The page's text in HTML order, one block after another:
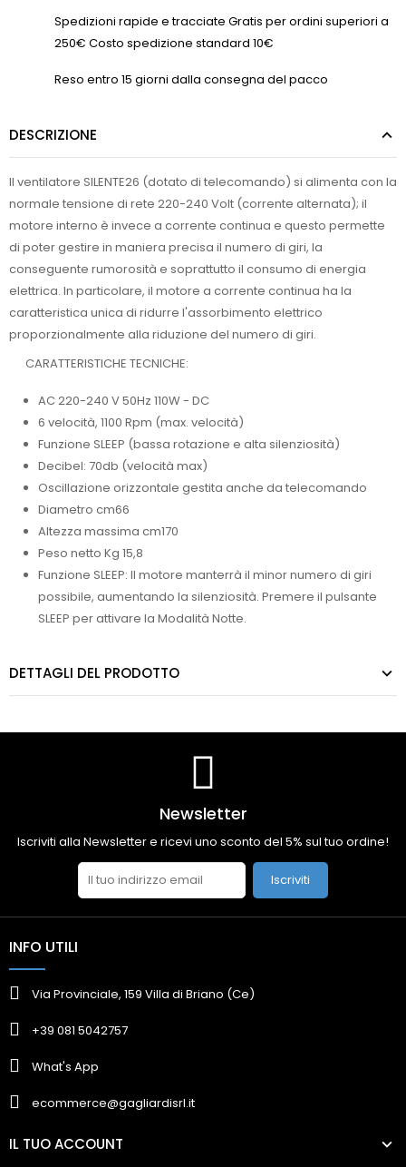
Spedizioni rapide e tracciate Gratis per ordini superiori a
250€ Costo spedizione standard 10€
Reso entro 15 giorni dalla consegna del pacco
DESCRIZIONE
Il ventilatore SILENTE26 (dotato di telecomando) si alimenta con la
normale tensione di rete 220-240 Volt (corrente alternata); il
motore interno è invece a corrente continua e questo permette
di poter gestire in maniera precisa il numero di giri, la
conseguente rumorosità e soprattutto il consumo di energia
elettrica. In particolare, il motore a corrente continua ha la
caratteristica unica di ridurre l'assorbimento elettrico
proporzionalmente alla riduzione del numero di giri.
CARATTERISTICHE TECNICHE:
AC 220-240 V 50Hz 110W - DC
6 velocità, 1100 Rpm (max. velocità)
Funzione SLEEP (bassa rotazione e alta silenziosità)
Decibel: 70db (velocità max)
Oscillazione orizzontale gestita anche da telecomando
Diametro cm66
Altezza massima cm170
Peso netto Kg 15,8
Funzione SLEEP: Il motore manterrà il minor numero di giri
possibile, aumentando la silenziosità. Premere il pulsante
SLEEP per attivare la Modalità Notte.
DETTAGLI DEL PRODOTTO
Newsletter
Iscriviti alla Newsletter e ricevi uno sconto del 5% sul tuo ordine!
Iscriviti
INFO UTILI
Via Provinciale, 159 Villa di Briano (Ce)
+39 081 5042757
What's App
ecommerce@gagliardisrl.it
IL TUO ACCOUNT